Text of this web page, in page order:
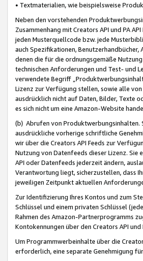
• Textmaterialien, wie beispielsweise
Neben den vorstehenden
Zusammenhang mit Creators API und PA
jeden Musterquellcode bzw. jede
auch Spezifikationen,
denen die für die ordnungsgemäße
technischen Anforderungen und Test- und
verwendete Begriff
Lizenz zur Verfügung stellen, sowie alle
ausdrücklich nicht auf Daten, Bilder, Texte
es sich nicht um eine Amazon-Website
(b) Abrufen von Produktwerbungsinhalten.
ausdrückliche vorherige schriftliche
wir über die Creators API Feeds zur
Nutzung von Datenfeeds dieser Lizenz. Sie
API oder Datenfeeds jederzeit ändern,
Verantwortung liegt, sicherzustellen, dass
jeweiligen Zeitpunkt aktuellen
Zur Identifizierung Ihres Kontos und zum
Schlüssel und einem privaten Schlüssel
Rahmen des Amazon-Partnerprogramms
Kontokennungen über den Creators API
Um Programmwerbeinhalte über die
erforderlich, eine separate Genehmigung